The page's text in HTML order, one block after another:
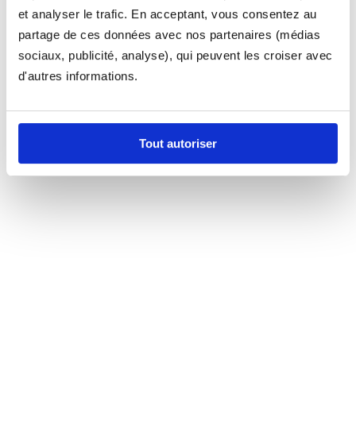
et analyser le trafic. En acceptant, vous consentez au
partage de ces données avec nos partenaires (médias
sociaux, publicité, analyse), qui peuvent les croiser avec
d'autres informations.
Tout autoriser